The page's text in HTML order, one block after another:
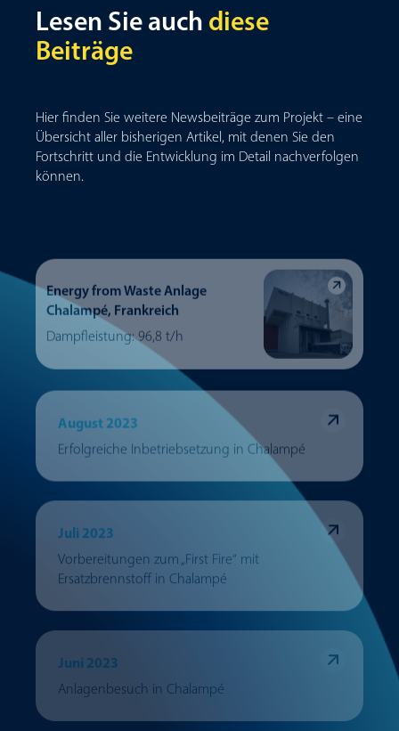
Lesen Sie auch diese
Beiträge
Hier finden Sie weitere Newsbeiträge zum Projekt – eine
Übersicht aller bisherigen Artikel, mit denen Sie den
Fortschritt und die Entwicklung im Detail nachverfolgen
können.
Energy from Waste Anlage
Chalampé, Frankreich
Dampfleistung: 96,8 t/h
August 2023
Erfolgreiche Inbetriebsetzung in Chalampé
Juli 2023
Vorbereitungen zum „First Fire“ mit
Ersatzbrennstoff in Chalampé
Juni 2023
Anlagenbesuch in Chalampé